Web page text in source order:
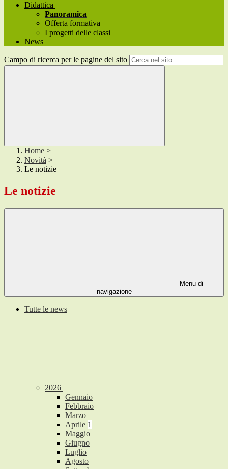
Didattica
Panoramica
Offerta formativa
I progetti delle classi
News
Campo di ricerca per le pagine del sito
Home >
Novità >
Le notizie
Le notizie
Menu di
navigazione
Tutte le news
2026
Gennaio
Febbraio
Marzo
Aprile 1
Maggio
Giugno
Luglio
Agosto